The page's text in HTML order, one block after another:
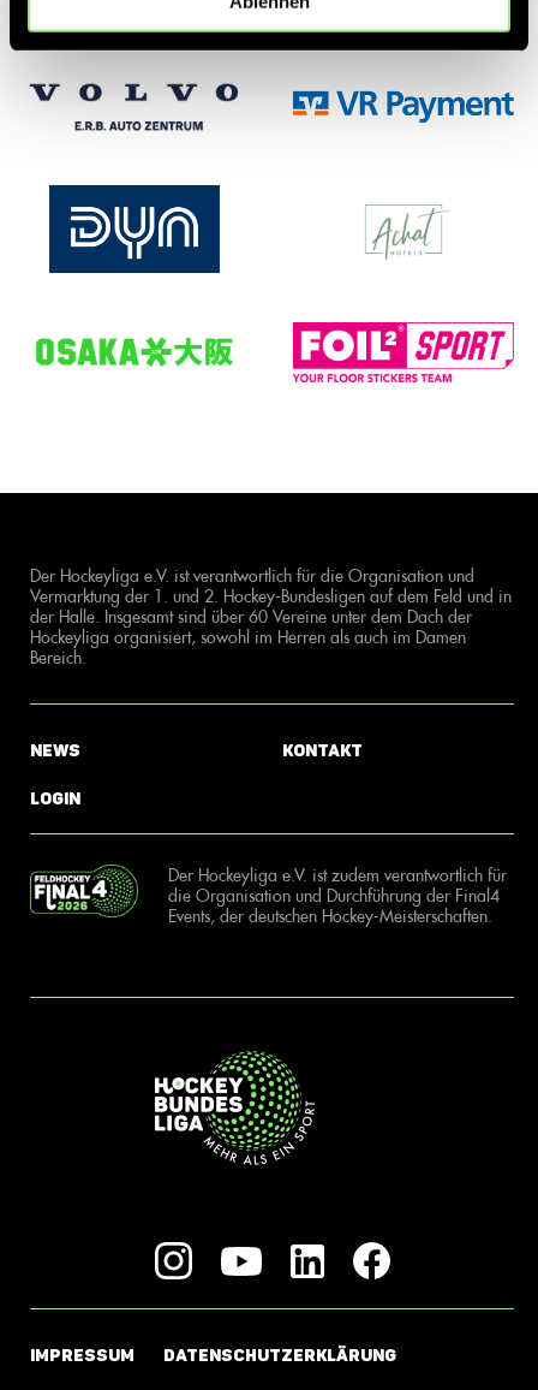
Partner
Der Hockeyliga e.V. ist verantwortlich für die Organisation und
Vermarktung der 1. und 2. Hockey-Bundesligen auf dem Feld und in
der Halle. Insgesamt sind über 60 Vereine unter dem Dach der
Hockeyliga organisiert, sowohl im Herren als auch im Damen
Bereich.
News
Login
Kontakt
Der Hockeyliga e.V. ist zudem verantwortlich für
die Organisation und Durchführung der Final4
Events, der deutschen Hockey-Meisterschaften.
IMPRESSUM DATENSCHUTZERKLÄRUNG